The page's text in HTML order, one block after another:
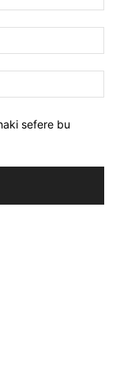
sefere bu